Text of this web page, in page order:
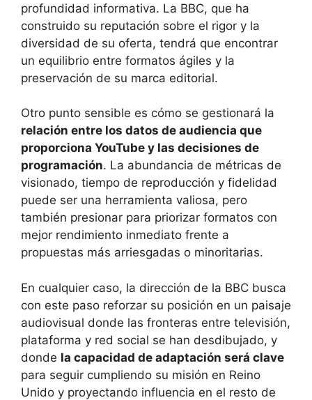
profundidad informativa. La BBC, que ha
construido su reputación sobre el rigor y la
diversidad de su oferta, tendrá que encontrar
un equilibrio entre formatos ágiles y la
preservación de su marca editorial.
Otro punto sensible es cómo se gestionará la
relación entre los datos de audiencia que
proporciona YouTube y las decisiones de
programación. La abundancia de métricas de
visionado, tiempo de reproducción y fidelidad
puede ser una herramienta valiosa, pero
también presionar para priorizar formatos con
mejor rendimiento inmediato frente a
propuestas más arriesgadas o minoritarias.
En cualquier caso, la dirección de la BBC busca
con este paso reforzar su posición en un paisaje
audiovisual donde las fronteras entre televisión,
plataforma y red social se han desdibujado, y
donde la capacidad de adaptación será clave
para seguir cumpliendo su misión en Reino
Unido y proyectando influencia en el resto de